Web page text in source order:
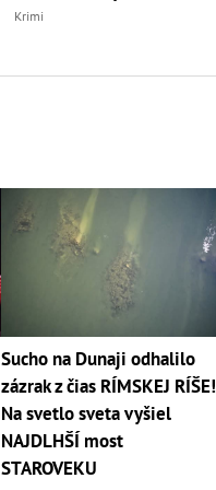
Krimi
Sucho na Dunaji odhalilo
zázrak z čias RÍMSKEJ RÍŠE!
Na svetlo sveta vyšiel
NAJDLHŠÍ most
STAROVEKU